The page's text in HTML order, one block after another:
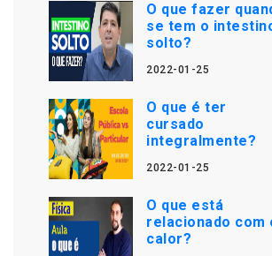
O que fazer
se tem o
solto?
2022-01-25
O que é ter
cursado
integralmente?
2022-01-25
O que está
relacionado com
calor?